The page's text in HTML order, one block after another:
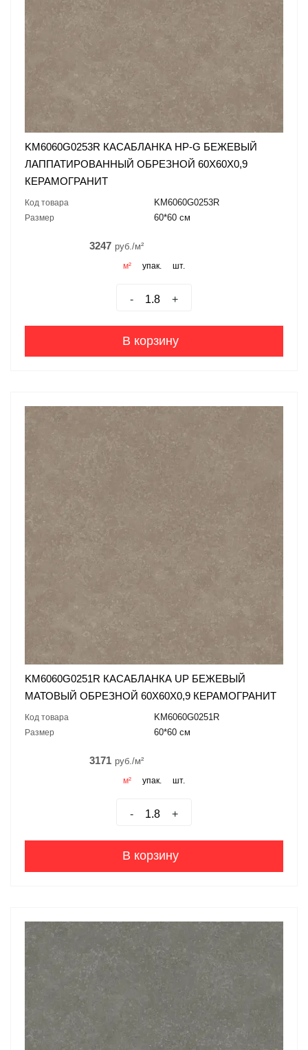
KM6060G0253R КАСАБЛАНКА HP-G БЕЖЕВЫЙ
ЛАППАТИРОВАННЫЙ ОБРЕЗНОЙ 60X60X0,9
КЕРАМОГРАНИТ
Код товара KM6060G0253R
Размер 60*60 см
3247 руб./м²
м² упак. шт.
- +
В корзину
KM6060G0251R КАСАБЛАНКА UP БЕЖЕВЫЙ
МАТОВЫЙ ОБРЕЗНОЙ 60X60X0,9 КЕРАМОГРАНИТ
Код товара KM6060G0251R
Размер 60*60 см
3171 руб./м²
м² упак. шт.
- +
В корзину